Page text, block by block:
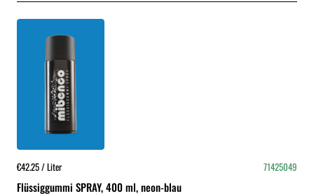
€42.25 / Liter 71425049
Flüssiggummi SPRAY, 400 ml, neon-blau